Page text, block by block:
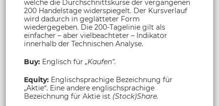
welche die Durchschnittskurse der vergangenen
200 Handelstage widerspiegelt. Der Kursverlauf
wird dadurch in geglätteter Form
wiedergegeben. Die 200-Tagelinie gilt als
einfacher – aber vielbeachteter – Indikator
innerhalb der Technischen Analyse.
Buy: Englisch für „Kaufen“.
Equity: Englischsprachige Bezeichnung für
„Aktie“. Eine andere englischsprachige
Bezeichnung für Aktie ist (Stock)Share.